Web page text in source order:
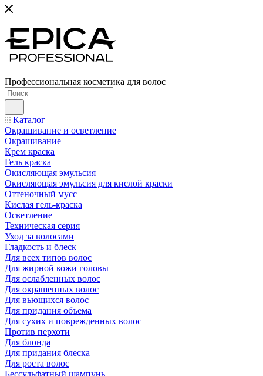
Профессиональная косметика для волос
Каталог
Окрашивание и осветление
Окрашивание
Крем краска
Гель краска
Окисляющая эмульсия
Окисляющая эмульсия для кислой краски
Оттеночный мусс
Кислая гель-краска
Осветление
Техническая серия
Уход за волосами
Гладкость и блеск
Для всех типов волос
Для жирной кожи головы
Для ослабленных волос
Для окрашенных волос
Для вьющихся волос
Для придания объема
Для сухих и поврежденных волос
Против перхоти
Для блонда
Для придания блеска
Для роста волос
Бессульфатный шампунь